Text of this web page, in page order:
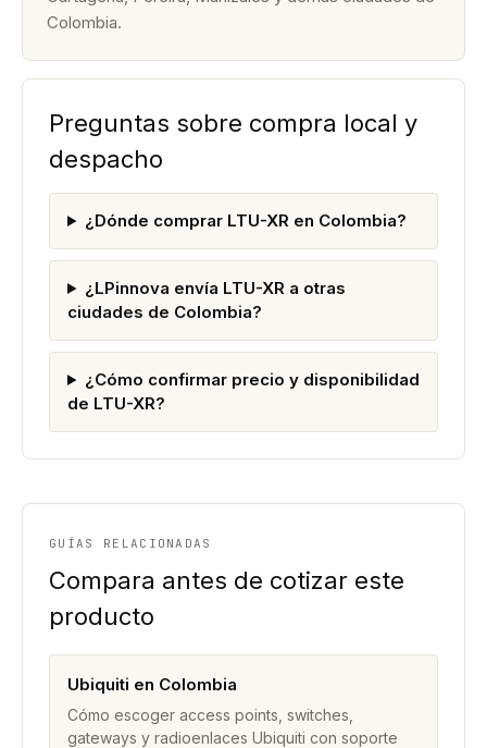
Colombia.
Preguntas sobre compra local y
despacho
¿Dónde comprar LTU-XR en Colombia?
¿LPinnova envía LTU-XR a otras
ciudades de Colombia?
¿Cómo confirmar precio y disponibilidad
de LTU-XR?
GUÍAS RELACIONADAS
Compara antes de cotizar este
producto
Ubiquiti en Colombia
Cómo escoger access points, switches,
gateways y radioenlaces Ubiquiti con soporte